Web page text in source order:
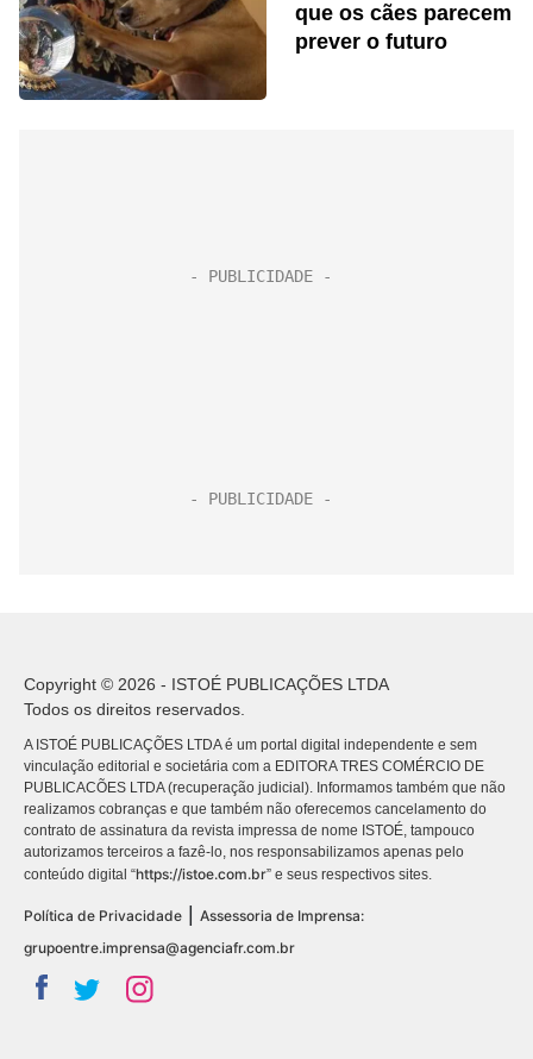
que os cães parecem
prever o futuro
Copyright © 2026 - ISTOÉ PUBLICAÇÕES LTDA
Todos os direitos reservados.
A ISTOÉ PUBLICAÇÕES LTDA é um portal digital independente e sem
vinculação editorial e societária com a EDITORA TRES COMÉRCIO DE
PUBLICACÕES LTDA (recuperação judicial). Informamos também que não
realizamos cobranças e que também não oferecemos cancelamento do
contrato de assinatura da revista impressa de nome ISTOÉ, tampouco
autorizamos terceiros a fazê-lo, nos responsabilizamos apenas pelo
conteúdo digital “https://istoe.com.br” e seus respectivos sites.
Política de Privacidade
Assessoria de Imprensa:
grupoentre.imprensa@agenciafr.com.br